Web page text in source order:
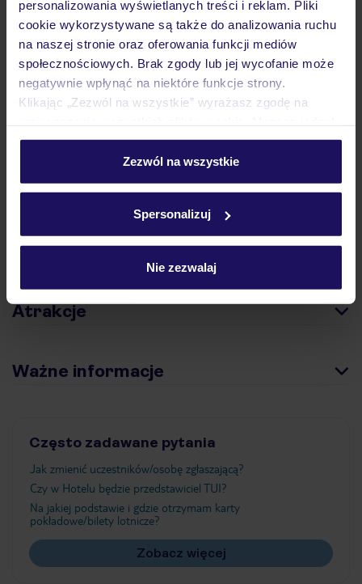
personalizowania wyświetlanych treści i reklam. Pliki
cookie wykorzystywane są także do analizowania ruchu
na naszej stronie oraz oferowania funkcji mediów
społecznościowych. Brak zgody lub jej wycofanie może
negatywnie wpłynąć na niektóre funkcje strony.
Klikając „Zezwól na wszystkie” wyrażasz zgodę na
personalizować swój wybór wchodząc w zakładkę
Szczegółowe informacje o plikach cookie znajdziesz
Zezwól na wszystkie
Spersonalizuj
Nie zezwalaj
Hotel
Pokoje
Wyżywienie
Atrakcje
Ważne informacje
Często zadawane pytania
Jak zmienić uczestników/osobę zgłaszającą?
Czy w Hotelu będzie przedstawiciel TUI?
Na jakiej podstawie i gdzie otrzymam karty
pokładowe/bilety lotnicze?
Zobacz więcej